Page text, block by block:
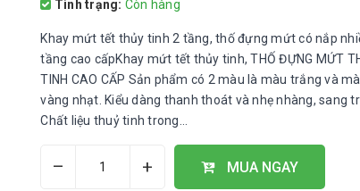
Tình trạng: Còn hàng
Khay mứt tết thủy tinh 2 tầng, thố đựng mứt có nắp
tầng cao cấpKhay mứt tết thủy tinh, THỐ ĐỰNG MỨT
TINH CAO CẤP Sản phẩm có 2 màu là màu trắng và
vàng nhạt. Kiểu dàng thanh thoát và nhẹ nhàng, sang
Chất liệu thuỷ tinh trong...
– + MUA NGAY